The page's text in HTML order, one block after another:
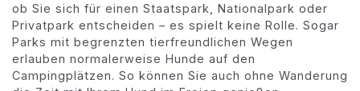
ob Sie sich für einen Staatspark, Nationalpark oder
Privatpark entscheiden – es spielt keine Rolle. Sogar
Parks mit begrenzten tierfreundlichen Wegen
erlauben normalerweise Hunde auf den
Campingplätzen. So können Sie auch ohne Wanderung